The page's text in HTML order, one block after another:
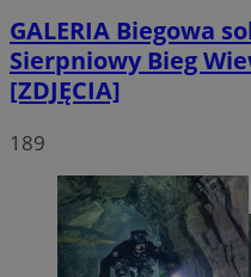
GALERIA Biegowa
Sierpniowy Bieg
[ZDJĘCIA]
189